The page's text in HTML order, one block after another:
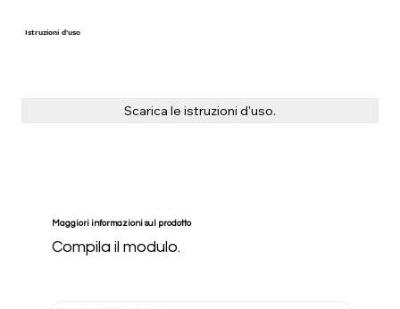
Scarica le istruzioni d'uso.
Istruzioni d'uso
Maggiori informazioni sul prodotto
Compila il modulo.